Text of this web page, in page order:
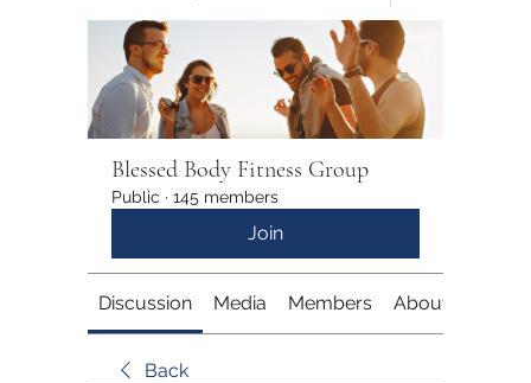
Blessed Body Fitness Group
Public · 145 members
Join
Discussion Media Members About
Back